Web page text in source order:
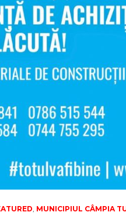
, MUNICIPIUL CÂMPIA